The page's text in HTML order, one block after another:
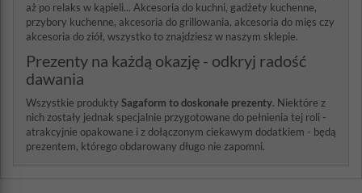
aż po relaks w kąpieli... Akcesoria do kuchni, gadżety kuchenne,
przybory kuchenne, akcesoria do grillowania, akcesoria do mięs czy
akcesoria do ziół, wszystko to znajdziesz w naszym sklepie.
Prezenty na każdą okazję - odkryj radość
dawania
Wszystkie produkty Sagaform to doskonałe prezenty. Niektóre z
nich zostały jednak specjalnie przygotowane do pełnienia tej roli -
atrakcyjnie opakowane i z dołączonym ciekawym dodatkiem - będą
prezentem, którego obdarowany długo nie zapomni.